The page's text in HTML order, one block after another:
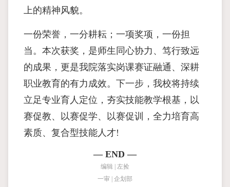
上的精神风貌。
一份荣誉，一分耕耘；一项奖项，一份担
当。本次获奖，是师生同心协力、笃行致远
的成果，更是我院落实岗课赛证融通、深耕
职业教育的有力成效。下一步，我校将持续
立足专业育人定位，夯实技能教学根基，以
赛促教、以赛促学、以赛促训，全力培育高
素质、复合型技能人才!
— END —
编辑 | 左捡
一审 | 企划部